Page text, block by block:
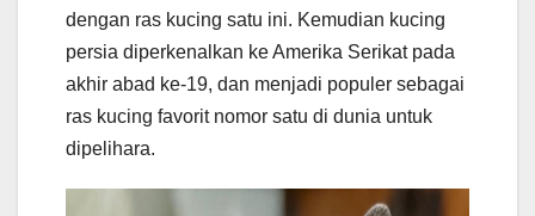
dengan ras kucing satu ini. Kemudian kucing
persia diperkenalkan ke Amerika Serikat pada
akhir abad ke-19, dan menjadi populer sebagai
ras kucing favorit nomor satu di dunia untuk
dipelihara.